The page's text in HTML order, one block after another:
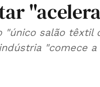
"único salão têxtil
"comece